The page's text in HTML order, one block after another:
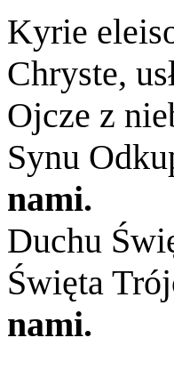
Kyrie
Chryste,
Ojcze z
Synu
nami.
Duchu
Święta
nami.